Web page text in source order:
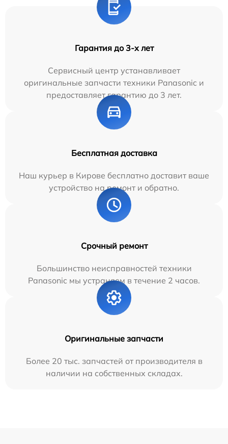
Гарантия до 3-х лет
Сервисный центр устанавливает
оригинальные запчасти техники Panasonic и
предоставляет гарантию до 3 лет.
Бесплатная доставка
Наш курьер в Кирове бесплатно доставит ваше
устройство на ремонт и обратно.
Срочный ремонт
Большинство неисправностей техники
Panasonic мы устраняем в течение 2 часов.
Оригинальные запчасти
Более 20 тыс. запчастей от производителя в
наличии на собственных складах.